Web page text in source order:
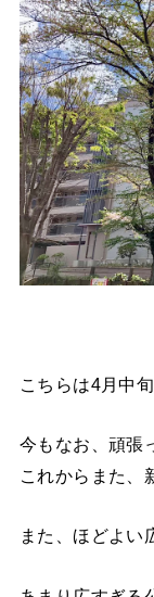
こちらは4月中
今もなお、頑張
これからまた、
また、ほどよい